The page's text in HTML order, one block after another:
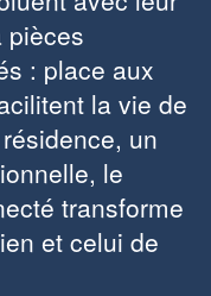
pièces
: place aux
la vie de
un
le
transforme
et celui de